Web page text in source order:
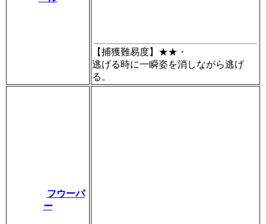
【捕獲難易度】 ★★・
逃げる時に一瞬姿を消しながら逃げ
る。
フウーパ
ー